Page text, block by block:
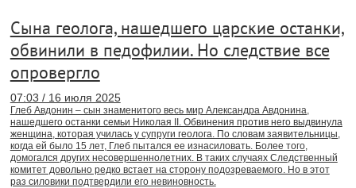
Сына геолога, нашедшего царские останки,
обвинили в педофилии. Но следствие все
опровергло
07:03 / 16 июля 2025
Глеб Авдонин – сын знаменитого весь мир Александра Авдонина,
нашедшего останки семьи Николая II. Обвинения против него выдвинула
женщина, которая училась у супруги геолога. По словам заявительницы,
когда ей было 15 лет, Глеб пытался ее изнасиловать. Более того,
домогался других несовершеннолетних. В таких случаях Следственный
комитет довольно редко встает на сторону подозреваемого. Но в этот
раз силовики подтвердили его невиновность.